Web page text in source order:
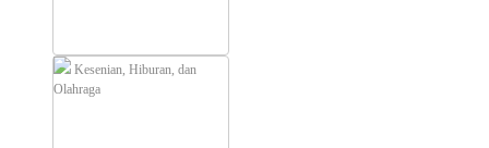
Kesenian, Hiburan, dan
Olahraga